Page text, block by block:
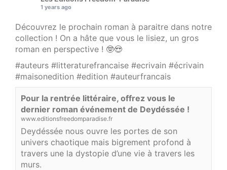
1 years ago
Découvrez le prochain roman à paraitre dans notre
collection ! On a hâte que vous le lisiez, un gros
roman en perspective ! 🤓😍
#auteurs #litteraturefrancaise #ecrivain #écrivain
#maisonedition #edition #auteurfrancais
Pour la rentrée littéraire, offrez vous le
dernier roman événement de Deydéssée !
www.editionsfreedomparadise.fr
Deydéssée nous ouvre les portes de son
univers chaotique mais bigrement profond à
travers une la dystopie d’une vie à travers les
murs.